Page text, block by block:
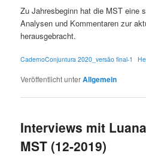
Zu Jahresbeginn hat die MST eine
Analysen und Kommentaren zur
herausgebracht.
CadernoConjuntura 2020_versão final-1
Veröffentlicht unterAllgemein
Interviews mit
MST (12-2019)